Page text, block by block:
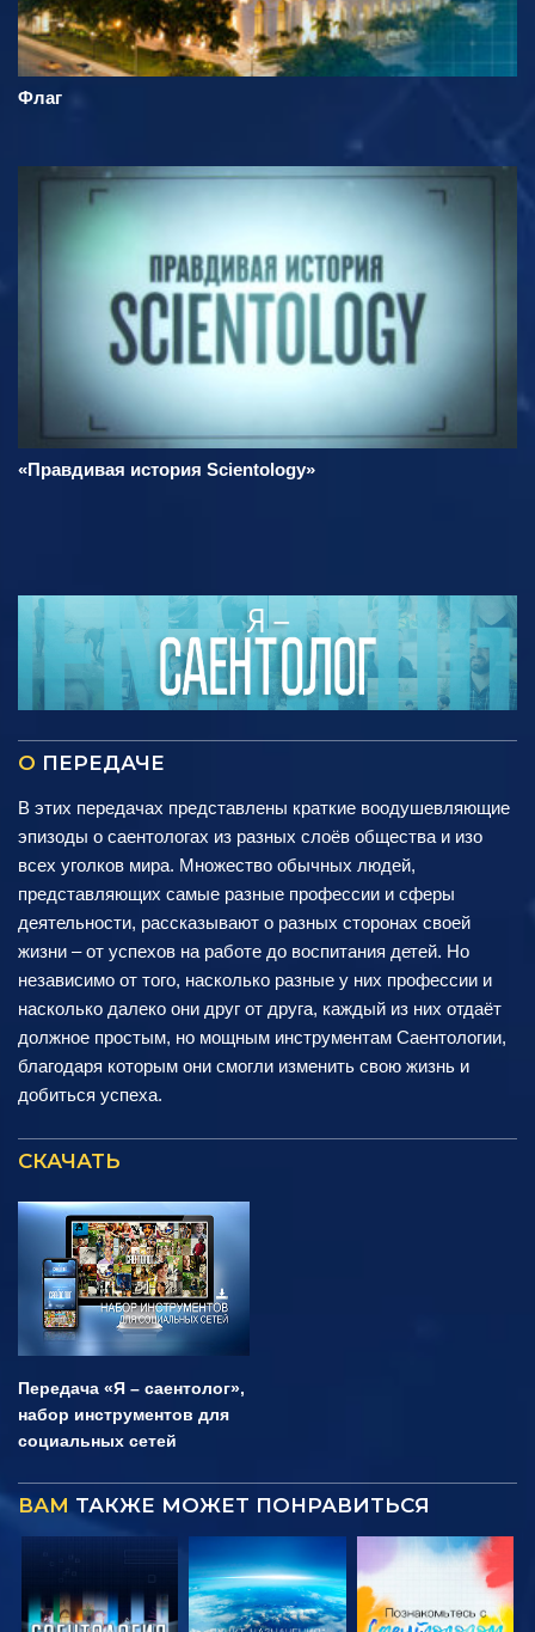
Флаг
«Правдивая история Scientology»
О ПЕРЕДАЧЕ
В этих передачах представлены краткие воодушевляющие
эпизоды о саентологах из разных слоёв общества и изо
всех уголков мира. Множество обычных людей,
представляющих самые разные профессии и сферы
деятельности, рассказывают о разных сторонах своей
жизни – от успехов на работе до воспитания детей. Но
независимо от того, насколько разные у них профессии и
насколько далеко они друг от друга, каждый из них отдаёт
должное простым, но мощным инструментам Саентологии,
благодаря которым они смогли изменить свою жизнь и
добиться успеха.
СКАЧАТЬ
Передача «Я – саентолог»,
набор инструментов для
социальных сетей
ВАМ ТАКЖЕ МОЖЕТ ПОНРАВИТЬСЯ